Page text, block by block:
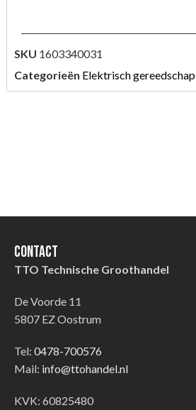
SKU 1603340031
Categorieën Elektrisch gereedschap
Contact
TTO Technische Groothandel
De Voorde 11
5807 EZ Oostrum
Tel: 0478-700576
Mail: info@ttohandel.nl
KVK: 60825480